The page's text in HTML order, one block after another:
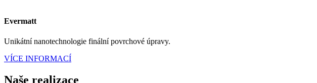
Evermatt
Unikátní nanotechnologie finální povrchové úpravy.
VÍCE INFORMACÍ
Naše realizace